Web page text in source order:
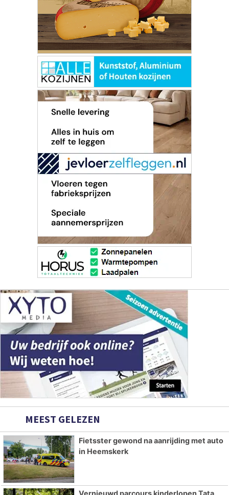
MEEST GELEZEN
Fietsster gewond na aanrijding met auto
in Heemskerk
Vernieuwd parcours kinderlopen Tata